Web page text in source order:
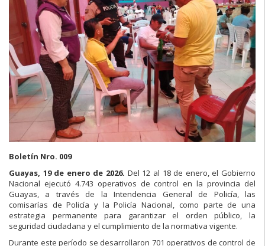
Boletín Nro. 009
Guayas, 19 de enero de 2026. Del 12 al 18 de enero, el Gobierno
Nacional ejecutó 4.743 operativos de control en la provincia del
Guayas, a través de la Intendencia General de Policía, las
comisarías de Policía y la Policía Nacional, como parte de una
estrategia permanente para garantizar el orden público, la
seguridad ciudadana y el cumplimiento de la normativa vigente.
Durante este período se desarrollaron 701 operativos de control de